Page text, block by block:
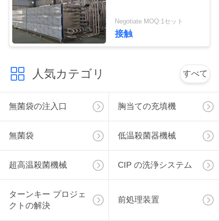
私
達
に
連
絡
し
な
さ
い
Negotiate MOQ:1セット
接触
人気カテゴリ すべて
無菌袋の注入口 胸当ての充填機
無菌袋 低温殺菌器機械
超高温殺菌機械 CIP の洗浄システム
ターンキー プロジェ
クトの解決
前処理装置